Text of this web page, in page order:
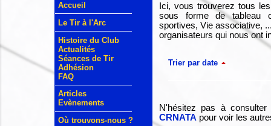
Accueil
Le Tir à l'Arc
Histoire du Club
Actualités
Séances de Tir
Adhésion
FAQ
Articles
Evènements
Où trouvons-nous ?
Ici, vous trouverez tous
sous forme de tableau
sportives, Vie associative,
organisateurs qui nous ont
Trier par date
N'hésitez pas à
CRNATA pour voir les